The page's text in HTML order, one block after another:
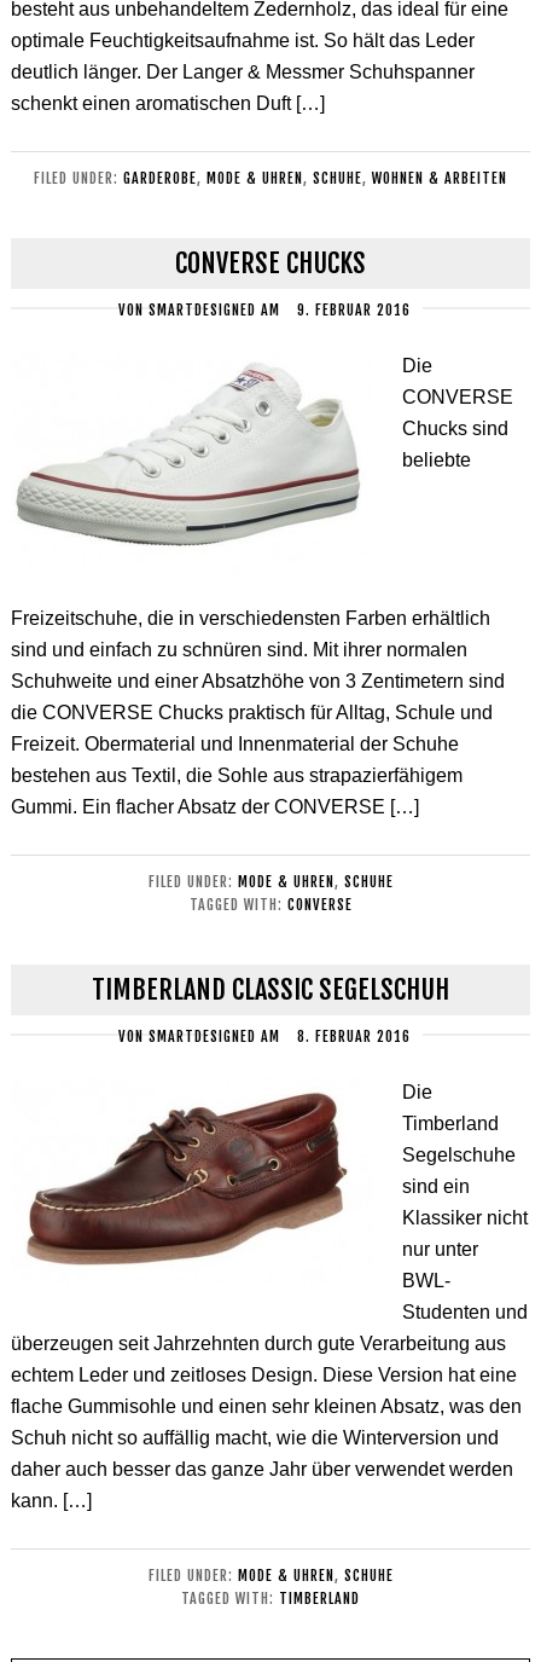
besteht aus unbehandeltem Zedernholz, das ideal für eine
optimale Feuchtigkeitsaufnahme ist. So hält das Leder
deutlich länger. Der Langer & Messmer Schuhspanner
schenkt einen aromatischen Duft […]
FILED UNDER: GARDEROBE, MODE & UHREN , SCHUHE, WOHNEN & ARBEITEN
CONVERSE CHUCKS
VON SMARTDESIGNED AM 9. FEBRUAR 2016
Die
CONVERSE
Chucks sind
beliebte
Freizeitschuhe, die in verschiedensten Farben erhältlich
sind und einfach zu schnüren sind. Mit ihrer normalen
Schuhweite und einer Absatzhöhe von 3 Zentimetern sind
die CONVERSE Chucks praktisch für Alltag, Schule und
Freizeit. Obermaterial und Innenmaterial der Schuhe
bestehen aus Textil, die Sohle aus strapazierfähigem
Gummi. Ein flacher Absatz der CONVERSE […]
FILED UNDER: MODE & UHREN , SCHUHE
TAGGED WITH: CONVERSE
TIMBERLAND CLASSIC SEGELSCHUH
VON SMARTDESIGNED AM 8. FEBRUAR 2016
Die
Timberland
Segelschuhe
sind ein
Klassiker nicht
nur unter
BWL-
Studenten und
überzeugen seit Jahrzehnten durch gute Verarbeitung aus
echtem Leder und zeitloses Design. Diese Version hat eine
flache Gummisohle und einen sehr kleinen Absatz, was den
Schuh nicht so auffällig macht, wie die Winterversion und
daher auch besser das ganze Jahr über verwendet werden
kann. […]
FILED UNDER: MODE & UHREN , SCHUHE
TAGGED WITH: TIMBERLAND